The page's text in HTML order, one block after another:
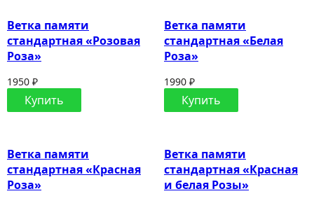
Ветка памяти
стандартная «Розовая
Роза»
1950 ₽
Купить
Ветка памяти
стандартная «Белая
Роза»
1990 ₽
Купить
Ветка памяти
стандартная «Красная
Роза»
Ветка памяти
стандартная «Красная
и белая Розы»